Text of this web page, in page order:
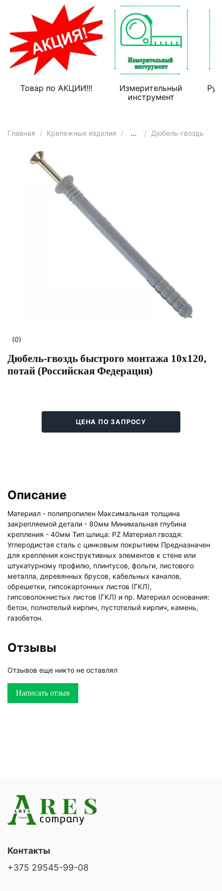
Товар по АКЦИИ!!!
Измерительный
инструмент
Главная Крепежные изделия ... Дюбель-гвоздь
(0)
Дюбель-гвоздь быстрого монтажа 10х120,
потай (Российская Федерация)
ЦЕНА ПО ЗАПРОСУ
Описание
Материал - полипропилен Максимальная толщина
закрепляемой детали - 80мм Минимальная глубина
крепления - 40мм Тип шлица: PZ Материал гвоздя:
Углеродистая сталь с цинковым покрытием Предназначен
для крепления конструктивных элементов к стене или
штукатурному профилю, плинтусов, фольги, листового
металла, деревянных брусов, кабельных каналов,
обрешетки, гипсокартонных листов (ГКЛ),
гипсоволокнистых листов (ГКЛ) и пр. Материал основания:
бетон, полнотелый кирпич, пустотелый кирпич, камень,
газобетон.
Отзывы
Отзывов еще никто не оставлял
Написать отзыв
Контакты
+375 29545-99-08